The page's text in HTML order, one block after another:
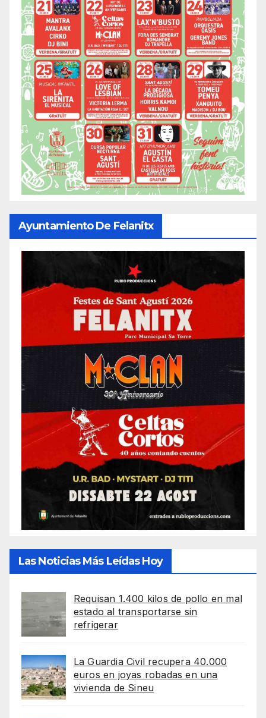
Ayuntamiento De Felanitx
Las Noticias Más Leídas Hoy
Requisan 1.400 kilos de pollo en mal
estado al transportarse sin
refrigerar
La Guardia Civil recupera 40.000
euros en joyas robadas en una
vivienda de Sineu